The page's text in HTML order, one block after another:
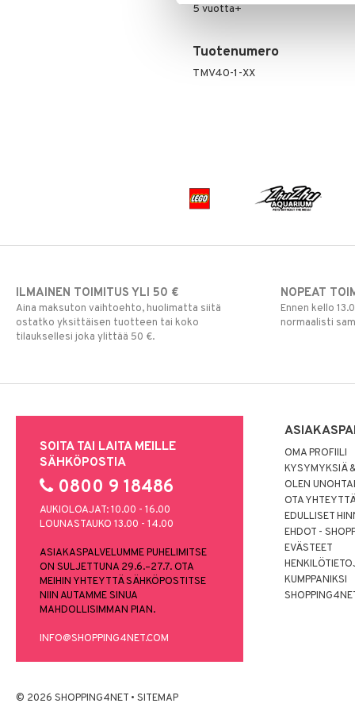
5 vuotta+
Tuotenumero
TMV40-1-XX
ILMAINEN TOIMITUS YLI 50 €
Aina maksuton vaihtoehto, huolimatta siitä
ostatko yksittäisen tuotteen tai koko
tilauksellesi joka ylittää 50 €.
NOPEAT
Ennen kello
normaalisti
SOITA TAI LAITA MEILLE
SÄHKÖPOSTIA
0800 9 18486
AUKIOLOAJAT: 10.00 - 16.00
LOUNASTAUKO 13.00 - 14.00
ASIAKASPALVELUMME PUHELIMITSE
ON SULJETTUNA 29.6.–27.7. OTA
MEIHIN YHTEYTTÄ SÄHKÖPOSTITSE
NIIN AUTAMME SINUA
MAHDOLLISIMMAN PIAN.
INFO@SHOPPING4NET.COM
OMA PROFIILI
KYSYMYKSIÄ
OLEN
OTA
EDULLISET
EHDOT -
EVÄSTEET
KUMPPANIKSI
© 2026 SHOPPING4NET • SITEMAP